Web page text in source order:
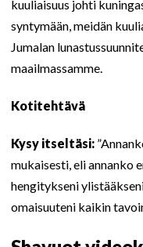
kuuliaisuus johti
syntymään, meidän
Jumalan
maailmassamme.
Kotitehtävä
Kysy itseltäsi:
mukaisesti, eli annanko
hengitykseni
omaisuuteni kaikin